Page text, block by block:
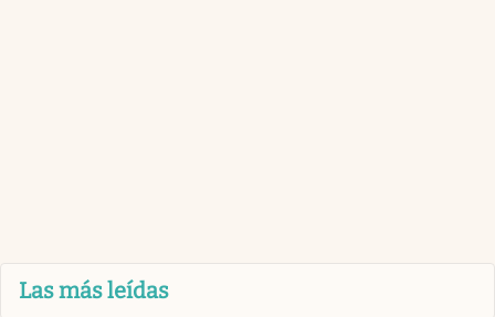
Las más leídas